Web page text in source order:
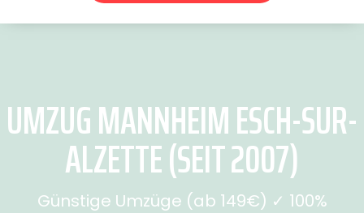
UMZUG MANNHEIM ESCH-SUR-
ALZETTE (SEIT 2007)
Günstige Umzüge (ab 149€) ✓ 100%